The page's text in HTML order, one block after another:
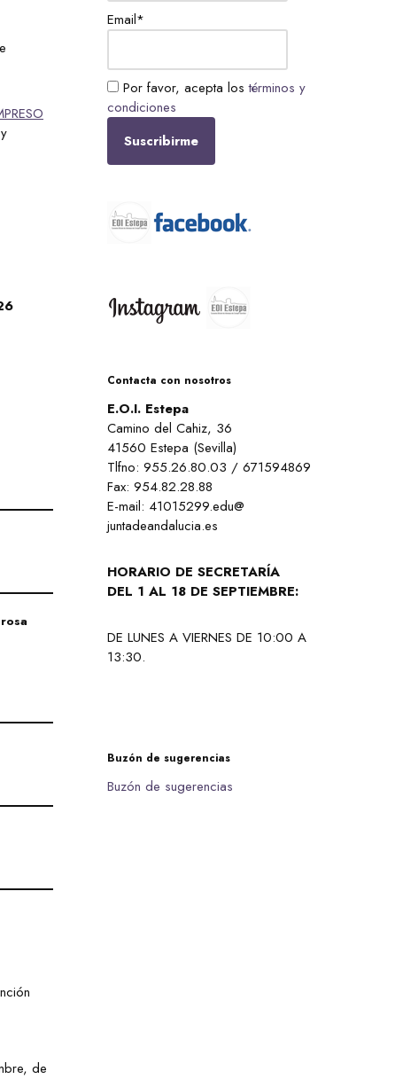
de
Email*
Por favor, acepta lostérminos y
condiciones
Contacta con nosotros
E.O.I. Estepa
Camino del Cahiz, 36
41560 Estepa (Sevilla)
Tlfno: 955.26.80.03 / 671594869
Fax: 954.82.28.88
E-mail: 41015299.edu@
juntadeandalucia.es
HORARIO DE SECRETARÍA
DEL 1 AL 18 DE SEPTIEMBRE:
DE LUNES A VIERNES DE 10:00 A
13:30.
Buzón de sugerencias
Buzón de sugerencias